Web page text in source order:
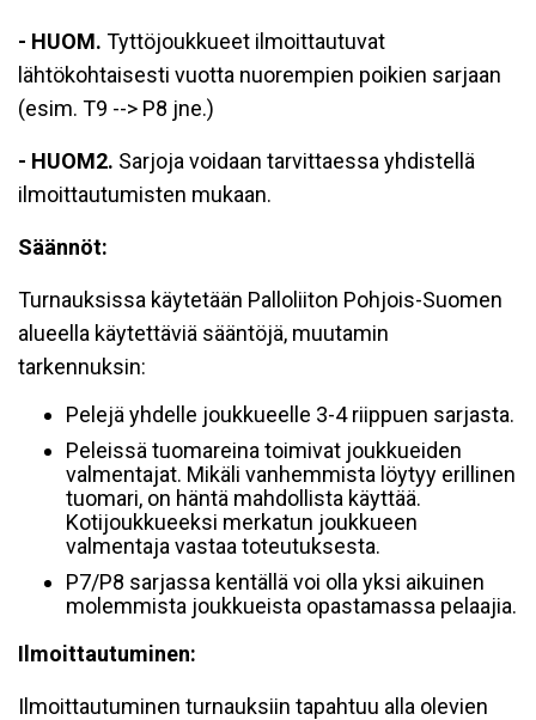
- HUOM. Tyttöjoukkueet ilmoittautuvat
lähtökohtaisesti vuotta nuorempien poikien sarjaan
(esim. T9 --> P8 jne.)
- HUOM2. Sarjoja voidaan tarvittaessa yhdistellä
ilmoittautumisten mukaan.
Säännöt:
Turnauksissa käytetään Palloliiton Pohjois-Suomen
alueella käytettäviä sääntöjä, muutamin
tarkennuksin:
Pelejä yhdelle joukkueelle 3-4 riippuen sarjasta.
Peleissä tuomareina toimivat joukkueiden
valmentajat. Mikäli vanhemmista löytyy erillinen
tuomari, on häntä mahdollista käyttää.
Kotijoukkueeksi merkatun joukkueen
valmentaja vastaa toteutuksesta.
P7/P8 sarjassa kentällä voi olla yksi aikuinen
molemmista joukkueista opastamassa pelaajia.
Ilmoittautuminen:
Ilmoittautuminen turnauksiin tapahtuu alla olevien